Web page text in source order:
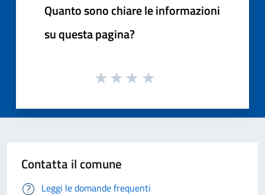
Quanto sono chiare le informazioni
su questa pagina?
Contatta il comune
Leggi le domande frequenti